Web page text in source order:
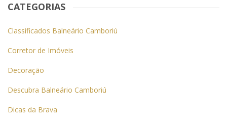
CATEGORIAS
Classificados Balneário Camboriú
Corretor de Imóveis
Decoração
Descubra Balneário Camboriú
Dicas da Brava